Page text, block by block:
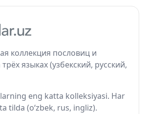
коллекция пословиц и
языках (узбекский, русский,
eng katta kolleksiyasi. Har
tilda (o‘zbek, rus, ingliz).